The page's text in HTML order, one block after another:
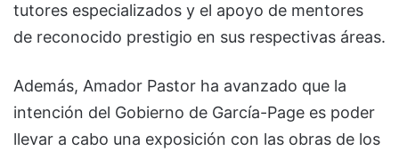
tutores especializados y el apoyo de mentores
de reconocido prestigio en sus respectivas áreas.
Además, Amador Pastor ha avanzado que la
intención del Gobierno de García-Page es poder
llevar a cabo una exposición con las obras de los